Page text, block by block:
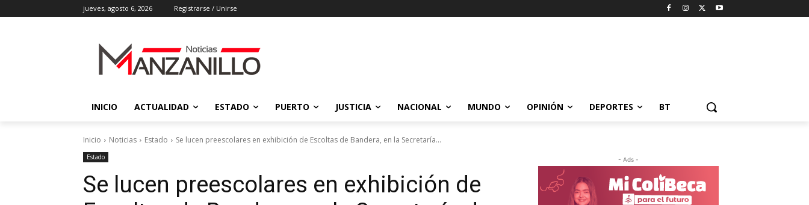
jueves, agosto 6, 2026 Registrarse / Unirse
INICIO ACTUALIDAD ESTADO PUERTO JUSTICIA NACIONAL MUNDO OPINIÓN DEPORTES BT
Inicio Noticias Estado Se lucen preescolares en exhibición de Escoltas de Bandera, en la Secretaría...
Estado
Se lucen preescolares en exhibición de
- Ads -